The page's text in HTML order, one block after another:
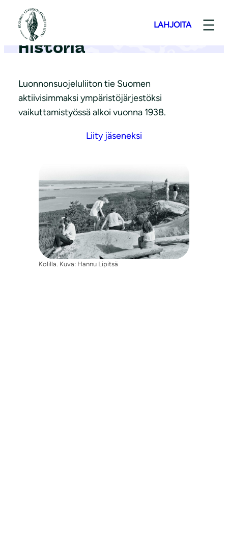
LAHJOITA
Kolilla. Kuva: Hannu Lipitsä
Historia
Luonnonsuojeluliiton tie Suomen
aktiivisimmaksi ympäristöjärjestöksi
vaikuttamistyössä alkoi vuonna 1938.
Liity jäseneksi